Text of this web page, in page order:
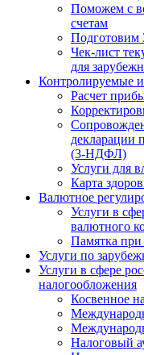
Поможем с
счетам
Чек-лист
для
Контролируемые
Расчет
декларации
(3-НДФЛ)
Услуги для
Карта
Валютное
Услуги в
валютного
Памятка при
Услуги по
Услуги в сфере
налогообложения
Косвенное
Налоговый